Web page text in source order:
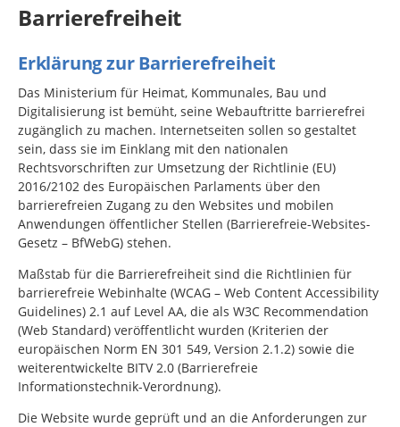
Barrierefreiheit
Erklärung zur Barrierefreiheit
Das Ministerium für Heimat, Kommunales, Bau und
Digitalisierung ist bemüht, seine Webauftritte barrierefrei
zugänglich zu machen. Internetseiten sollen so gestaltet
sein, dass sie im Einklang mit den nationalen
Rechtsvorschriften zur Umsetzung der Richtlinie (EU)
2016/2102 des Europäischen Parlaments über den
barrierefreien Zugang zu den Websites und mobilen
Anwendungen öffentlicher Stellen (Barrierefreie-Websites-
Gesetz – BfWebG) stehen.
Maßstab für die Barrierefreiheit sind die Richtlinien für
barrierefreie Webinhalte (WCAG – Web Content Accessibility
Guidelines) 2.1 auf Level AA, die als W3C Recommendation
(Web Standard) veröffentlicht wurden (Kriterien der
europäischen Norm EN 301 549, Version 2.1.2) sowie die
weiterentwickelte BITV 2.0 (Barrierefreie
Informationstechnik-Verordnung).
Die Website wurde geprüft und an die Anforderungen zur